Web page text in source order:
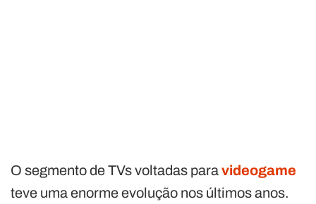
O segmento de TVs voltadas paravideogame
teve uma enorme evolução nos últimos anos.